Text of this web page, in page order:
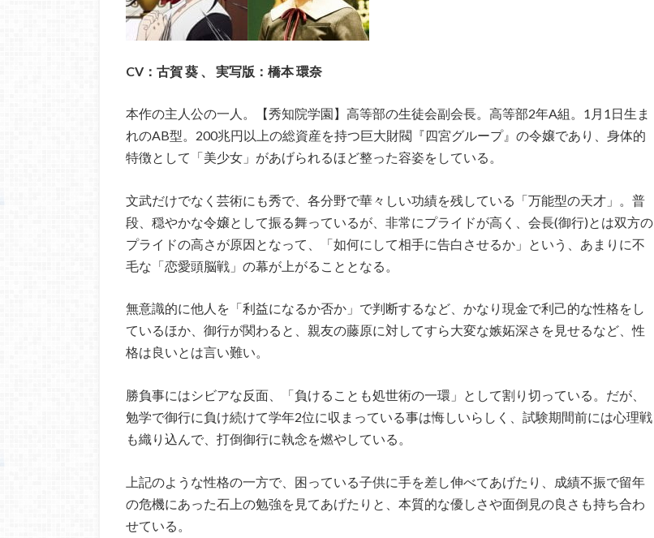
CV：古賀 葵 、 実写版 ：橋本 環奈
本作の主人公の一人。【秀知院学園】高等部の生徒会副会長。高等部2年A組。1月1日生ま
れのAB型。200兆円以上の総資産を持つ巨大財閥『四宮グループ』の令嬢であり、身体的
特徴として「美少女」があげられるほど整った容姿をしている。
文武だけでなく芸術にも秀で、各分野で華々しい功績を残している「万能型の天才」。普
段、穏やかな令嬢として振る舞っているが、非常にプライドが高く、会長(御行)とは双方の
プライドの高さが原因となって、「如何にして相手に告白させるか」という、あまりに不
毛な「恋愛頭脳戦」の幕が上がることとなる。
無意識的に他人を「利益になるか否か」で判断するなど、かなり現金で利己的な性格をし
ているほか、御行が関わると、親友の藤原に対してすら大変な嫉妬深さを見せるなど、性
格は良いとは言い難い。
勝負事にはシビアな反面、「負けることも処世術の一環」として割り切っている。だが、
勉学で御行に負け続けて学年2位に収まっている事は悔しいらしく、試験期間前には心理戦
も織り込んで、打倒御行に執念を燃やしている。
上記のような性格の一方で、困っている子供に手を差し伸べてあげたり、成績不振で留年
の危機にあった石上の勉強を見てあげたりと、本質的な優しさや面倒見の良さも持ち合わ
せている。